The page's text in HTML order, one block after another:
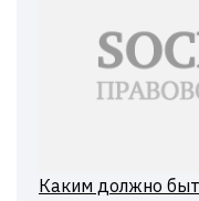
Каким должно